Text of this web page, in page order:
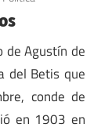
de Agustín de
del Betis que
conde de
en 1903 en